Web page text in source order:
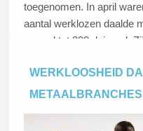
toegenomen. In april
aantal werklozen daalde
maand tot 300 duizend.
daarvoor direct
eind april 257 duizend
WERKLOOSHEID